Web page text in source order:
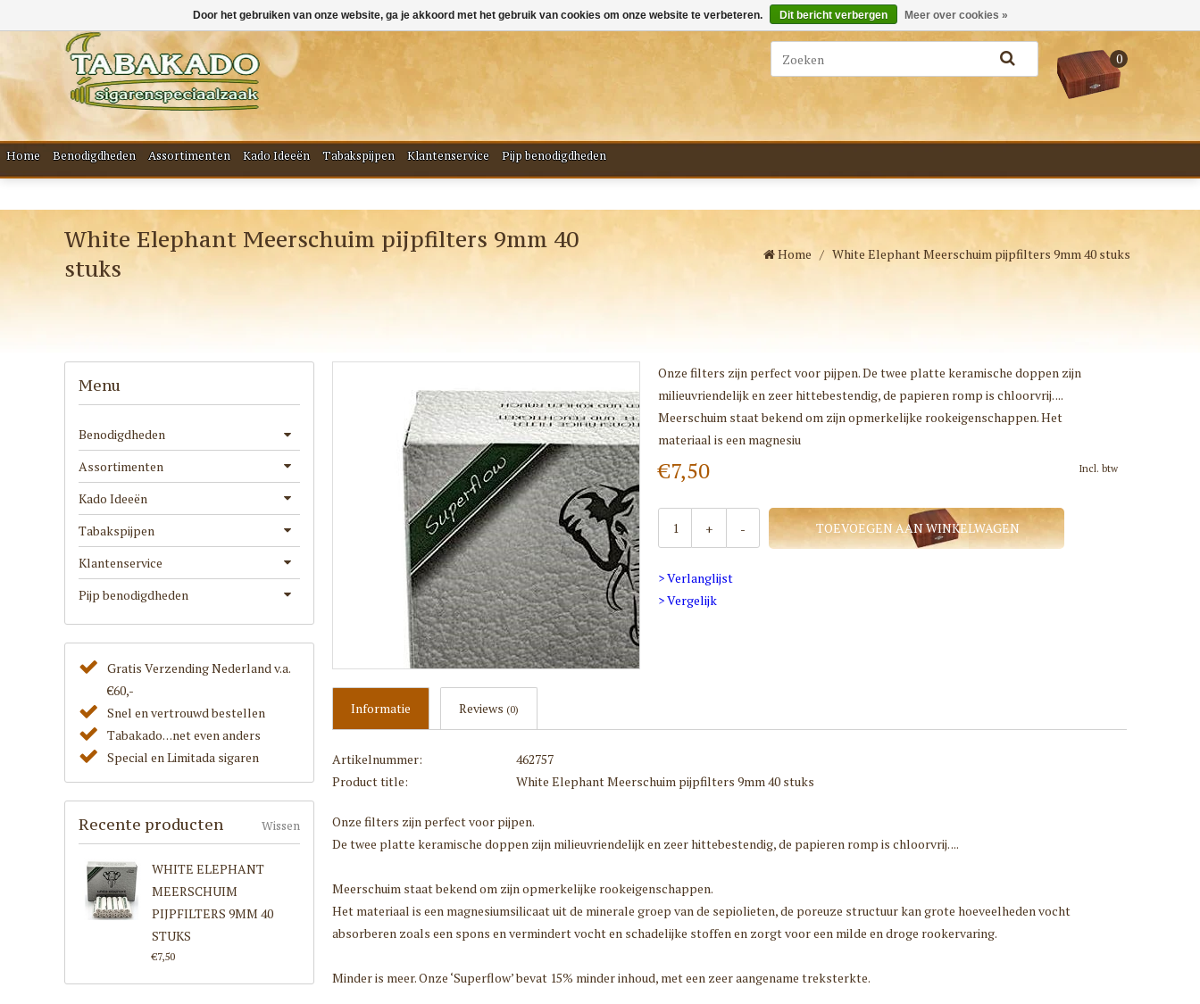
Merken Bestellen - €0,00
0
Home Benodigdheden Assortimenten Kado Ideeën Tabakspijpen Klantenservice Pijp benodigdheden
White Elephant Meerschuim pijpfilters 9mm 40
stuks
Home / White Elephant Meerschuim pijpfilters 9mm 40 stuks
Onze filters zijn perfect voor pijpen. De twee platte keramische doppen zijn
milieuvriendelijk en zeer hittebestendig, de papieren romp is chloorvrij. ...
Meerschuim staat bekend om zijn opmerkelijke rookeigenschappen. Het
materiaal is een magnesiu
€7,50 Incl. btw
+ - TOEVOEGEN AAN WINKELWAGEN
> Verlanglijst
> Vergelijk
Informatie Reviews (0)
Artikelnummer:
462757
Product title:
White Elephant Meerschuim pijpfilters 9mm 40 stuks
Onze filters zijn perfect voor pijpen.
De twee platte keramische doppen zijn milieuvriendelijk en zeer hittebestendig, de papieren romp is chloorvrij. ...
Meerschuim staat bekend om zijn opmerkelijke rookeigenschappen.
Het materiaal is een magnesiumsilicaat uit de minerale groep van de sepiolieten, de poreuze structuur kan grote hoeveelheden vocht
absorberen zoals een spons en vermindert vocht en schadelijke stoffen en zorgt voor een milde en droge rookervaring.
Minder is meer. Onze ‘Superflow’ bevat 15% minder inhoud, met een zeer aangename treksterkte.
Menu
Benodigdheden
Assortimenten
Kado Ideeën
Tabakspijpen
Klantenservice
Pijp benodigdheden
Gratis Verzending Nederland v.a.
€60,-
Snel en vertrouwd bestellen
Tabakado. . .net even anders
Special en Limitada sigaren
Recente producten Wissen
WHITE ELEPHANT
MEERSCHUIM
PIJPFILTERS 9MM 40
STUKS
€7,50
Door het gebruiken van onze website, ga je akkoord met het gebruik van cookies om onze website te verbeteren. Dit bericht verbergen Meer over cookies »